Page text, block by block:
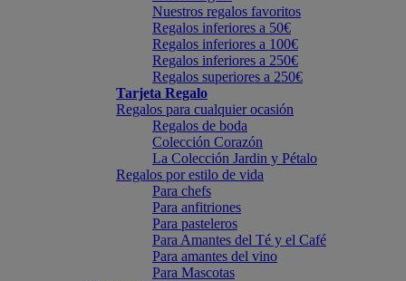
Nuestros regalos favoritos
Regalos inferiores a 50€
Regalos inferiores a 100€
Regalos inferiores a 250€
Regalos superiores a 250€
Tarjeta Regalo
Regalos para cualquier ocasión
Regalos de boda
Colección Corazón
La Colección Jardin y Pétalo
Regalos por estilo de vida
Para chefs
Para anfitriones
Para pasteleros
Para Amantes del Té y el Café
Para amantes del vino
Para Mascotas